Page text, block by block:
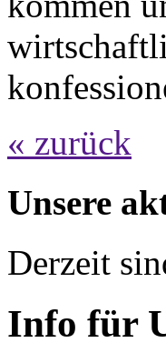
« zurück
Unsere
Derzeit
Info für